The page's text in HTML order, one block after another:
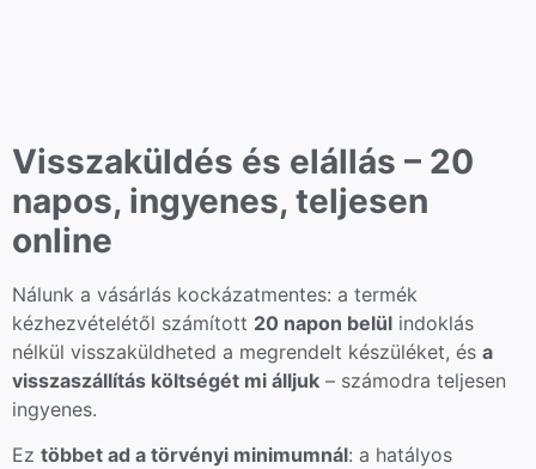
Visszaküldés és elállás – 20
napos, ingyenes, teljesen
online
Nálunk a vásárlás kockázatmentes: a termék
kézhezvételétől számított 20 napon belül indoklás
nélkül visszaküldheted a megrendelt készüléket, és a
visszaszállítás költségét mi álljuk – számodra teljesen
ingyenes.
Ez többet ad a törvényi minimumnál: a hatályos